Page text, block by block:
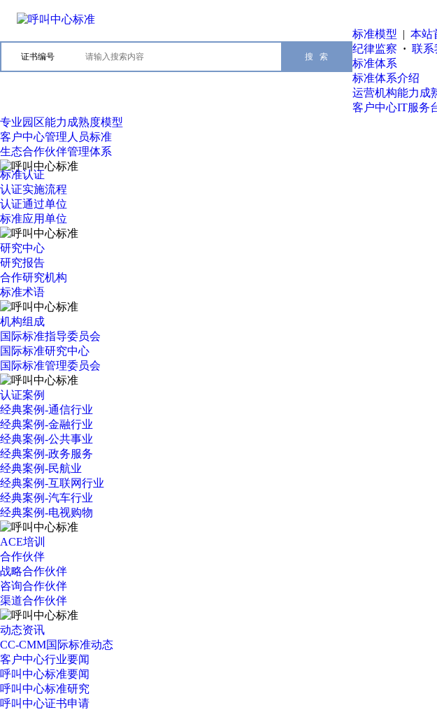
证书编号
标准模型 | 本站
纪律监察 · 联系
标准体系
标准体系介绍
运营机构能力成
客户中心IT服务
专业园区能力成熟度模型
客户中心管理人员标准
生态合作伙伴管理体系
标准认证
认证实施流程
认证通过单位
标准应用单位
研究中心
研究报告
合作研究机构
标准术语
机构组成
国际标准指导委员会
国际标准研究中心
国际标准管理委员会
认证案例
经典案例-通信行业
经典案例-金融行业
经典案例-公共事业
经典案例-政务服务
经典案例-民航业
经典案例-互联网行业
经典案例-汽车行业
经典案例-电视购物
ACE培训
合作伙伴
战略合作伙伴
咨询合作伙伴
渠道合作伙伴
动态资讯
CC-CMM国际标准动态
客户中心行业要闻
呼叫中心标准要闻
呼叫中心标准研究
呼叫中心证书申请